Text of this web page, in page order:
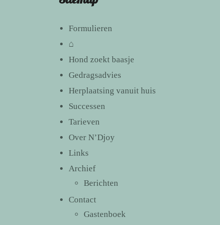
Formulieren
⌂
Hond zoekt baasje
Gedragsadvies
Herplaatsing vanuit huis
Successen
Tarieven
Over N’Djoy
Links
Archief
Berichten
Contact
Gastenboek